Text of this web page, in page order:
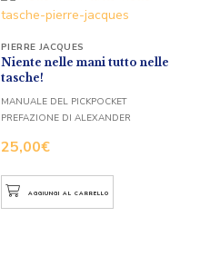
Niente nelle mani tutto nelle
tasche!
25,00€
PIERRE JACQUES
MANUALE DEL PICKPOCKET
PREFAZIONE DI ALEXANDER
AGGIUNGI AL CARRELLO